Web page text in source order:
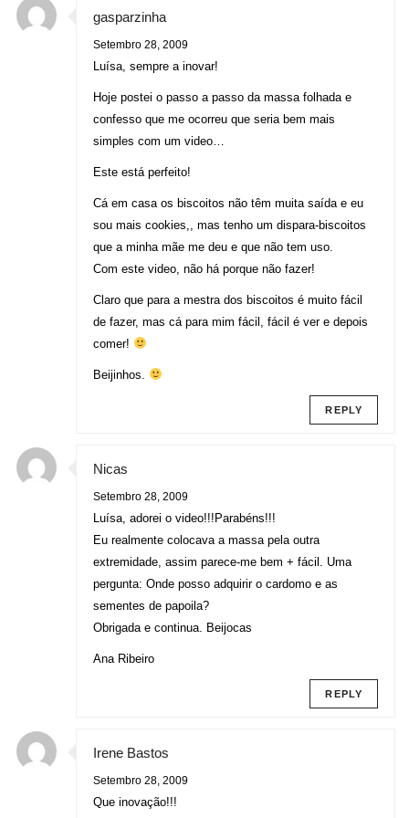
gasparzinha
Setembro 28, 2009
Luísa, sempre a inovar!
Hoje postei o passo a passo da massa folhada e
confesso que me ocorreu que seria bem mais
simples com um video…
Este está perfeito!
Cá em casa os biscoitos não têm muita saída e eu
sou mais cookies,, mas tenho um dispara-biscoitos
que a minha mãe me deu e que não tem uso.
Com este video, não há porque não fazer!
Claro que para a mestra dos biscoitos é muito fácil
de fazer, mas cá para mim fácil, fácil é ver e depois
comer!
Beijinhos.
REPLY
Nicas
Setembro 28, 2009
Luísa, adorei o video!!!Parabéns!!!
Eu realmente colocava a massa pela outra
extremidade, assim parece-me bem + fácil. Uma
pergunta: Onde posso adquirir o cardomo e as
sementes de papoila?
Obrigada e continua. Beijocas
Ana Ribeiro
REPLY
Irene Bastos
Setembro 28, 2009
Que inovação!!!